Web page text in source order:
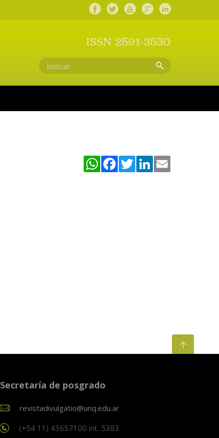
ISSN 2591-3530
WhatsAppFacebookTwitterLinkedIn
Secretaría de posgrado
revistadivulgatio@unq.edu.ar
(+54 11) 43657100 int. 5383